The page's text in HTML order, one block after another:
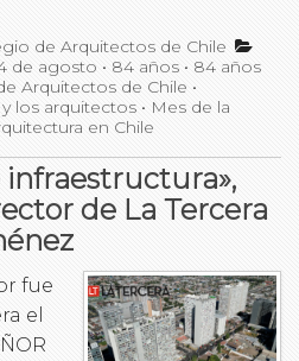
de Arquitectos de Chile
de agosto • 84 años • 84 años
Arquitectos de Chile •
y los arquitectos • Mes de la
en Chile
infraestructura»,
de La Tercera
fue
el